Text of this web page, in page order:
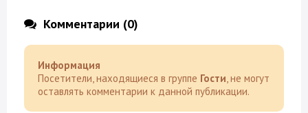
Комментарии (0)
Информация
Посетители, находящиеся в группе Гости, не могут
оставлять комментарии к данной публикации.